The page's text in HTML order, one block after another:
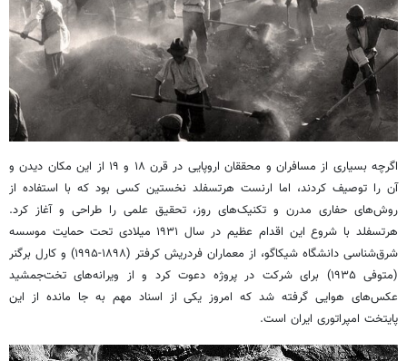
اگرچه بسیاری از مسافران و محققان اروپایی در قرن ۱۸ و ۱۹ از این مکان دیدن و
آن را توصیف کردند، اما ارنست هرتسفلد نخستین کسی بود که با استفاده از
روش‌های حفاری مدرن و تکنیک‌های روز، تحقیق علمی را طراحی و آغاز کرد.
هرتسفلد با شروع این اقدام عظیم در سال ۱۹۳۱ میلادی تحت حمایت موسسه
شرق‌شناسی دانشگاه شیکاگو، از معماران فردریش کرفتر (۱۸۹۸-۱۹۹۵) و کارل برگنر
(متوفی ۱۹۳۵) برای شرکت در پروژه دعوت کرد و از ویرانه‌های تخت‌جمشید
عکس‌های هوایی گرفته شد که امروز یکی از اسناد مهم به جا مانده از این
پایتخت امپراتوری ایران است.